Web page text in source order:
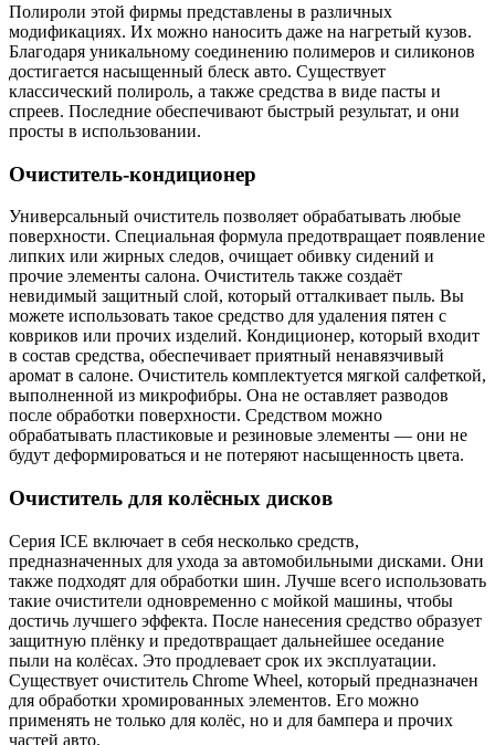
Полироли этой фирмы представлены в различных
модификациях. Их можно наносить даже на нагретый кузов.
Благодаря уникальному соединению полимеров и силиконов
достигается насыщенный блеск авто. Существует
классический полироль, а также средства в виде пасты и
спреев. Последние обеспечивают быстрый результат, и они
просты в использовании.
Очиститель-кондиционер
Универсальный очиститель позволяет обрабатывать любые
поверхности. Специальная формула предотвращает появление
липких или жирных следов, очищает обивку сидений и
прочие элементы салона. Очиститель также создаёт
невидимый защитный слой, который отталкивает пыль. Вы
можете использовать такое средство для удаления пятен с
ковриков или прочих изделий. Кондиционер, который входит
в состав средства, обеспечивает приятный ненавязчивый
аромат в салоне. Очиститель комплектуется мягкой салфеткой,
выполненной из микрофибры. Она не оставляет разводов
после обработки поверхности. Средством можно
обрабатывать пластиковые и резиновые элементы — они не
будут деформироваться и не потеряют насыщенность цвета.
Очиститель для колёсных дисков
Серия ICE включает в себя несколько средств,
предназначенных для ухода за автомобильными дисками. Они
также подходят для обработки шин. Лучше всего использовать
такие очистители одновременно с мойкой машины, чтобы
достичь лучшего эффекта. После нанесения средство образует
защитную плёнку и предотвращает дальнейшее оседание
пыли на колёсах. Это продлевает срок их эксплуатации.
Существует очиститель Chrome Wheel, который предназначен
для обработки хромированных элементов. Его можно
применять не только для колёс, но и для бампера и прочих
частей авто.